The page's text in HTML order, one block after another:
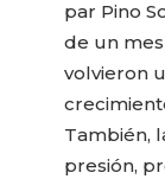
par Pino
de un
volvieron
También,
presión,